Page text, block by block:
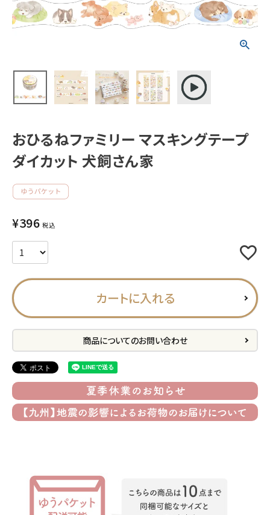
新着商品
モチーフから探す
アイテムから探す
INFORMATION
よくあるご質問
プライバシーポリシー
特定商取引法について
ようこそ ゲスト 様
meeting_room ログイン person 会員登録
おひるねファミリー マスキングテープ
ダイカット 犬飼さん家
¥396 税込
カートに入れる
商品についてのお問い合わせ